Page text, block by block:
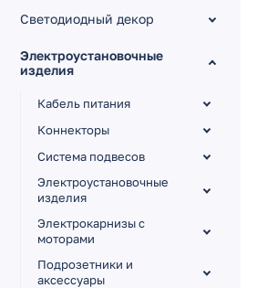
Светодиодный декор
Электроустановочные
изделия
Кабель питания
Коннекторы
Система подвесов
Электроустановочные
изделия
Электрокарнизы с
моторами
Подрозетники и
аксессуары